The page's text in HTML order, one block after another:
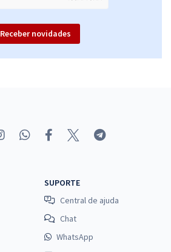
Receber novidades
SUPORTE
Central de ajuda
Chat
WhatsApp